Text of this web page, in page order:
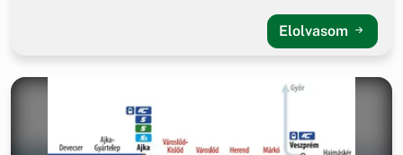
Elolvasom